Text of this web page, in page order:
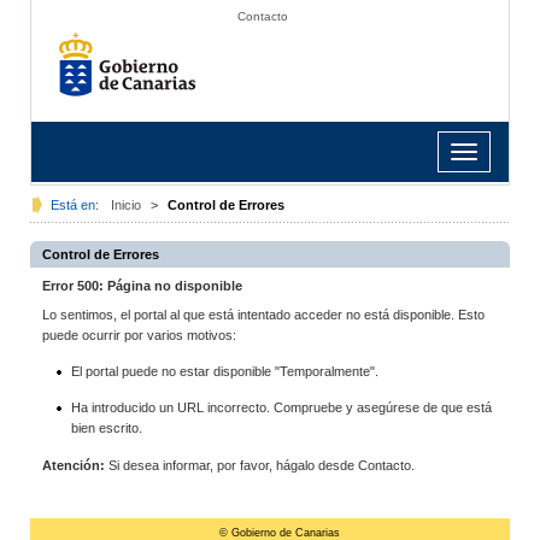
Contacto
Toggle
navigation
Está en: Inicio > Control de Errores
Control de Errores
Error 500: Página no disponible
Lo sentimos, el portal al que está intentado acceder no está disponible. Esto
puede ocurrir por varios motivos:
El portal puede no estar disponible "Temporalmente".
Ha introducido un URL incorrecto. Compruebe y asegúrese de que está
bien escrito.
Atención: Si desea informar, por favor, hágalo desde Contacto.
© Gobierno de Canarias